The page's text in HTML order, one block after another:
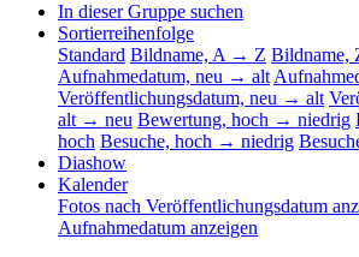
In dieser Gruppe suchen
Sortierreihenfolge
Standard Bildname, A → Z
Aufnahmedatum, neu → alt
Veröffentlichungsdatum, neu → alt
alt → neu Bewertung, hoch → niedrig
hoch Besuche, hoch → niedrig
Diashow
Kalender
Fotos nach Veröffentlichungsdatum
Aufnahmedatum anzeigen